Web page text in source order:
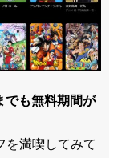
でも無料期間が
を満喫してみて